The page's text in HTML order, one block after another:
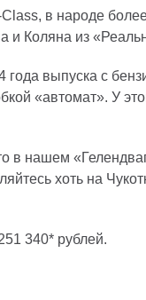
в народе
и Коляна из
года выпуска с
«автомат». У
в нашем
хоть на
340* рублей.